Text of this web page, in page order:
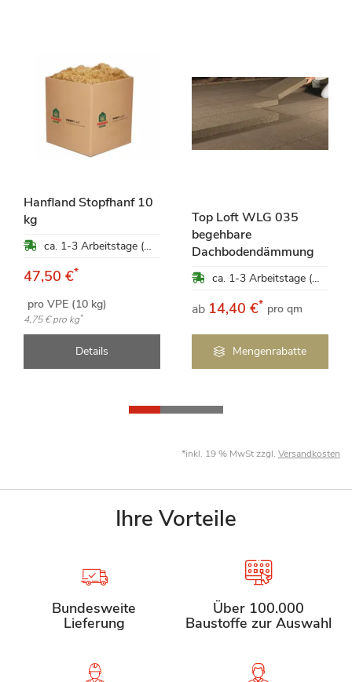
Hanfland Stopfhanf 10
kg
ca. 1-3 Arbeitstage (Mo-Fr)
47,50 €*
pro VPE (10 kg)
4,75 €pro kg*
Details
Top Loft WLG 035
begehbare
Dachbodendämmung
ca. 1-3 Arbeitstage (Mo-Fr)
ab 14,40 €* pro qm
Mengenrabatte
*inkl. 19 % MwSt zzgl. Versandkosten
Ihre Vorteile
Bundesweite
Lieferung
Über 100.000
Baustoffe zur Auswahl